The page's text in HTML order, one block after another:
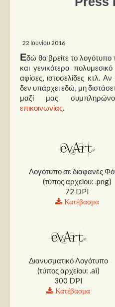
Live & Συναυλίες
Θέατρο
Συνεντεύξεις
Παρουσιάσεις
Σειρές
Βιβλία
Video News
Μουσικοί
Διάφοροι
Εκτός Συνόρων
Νέα
22 Ιουνίου 2016
Εδώ θα βρείτε το
και γενικότερα
αφίσες, ιστοσελίδες κτλ.
δεν υπάρχει εδώ, μη
μαζί μας
επικοινωνίας.
Λογότυπο σε διαφανές
(τύπος αρχείου: .png)
72 DPI
Κατέβασμα
Διανυσματικό Λογότυπο
(τύπος αρχείου: .ai)
300 DPI
Κατέβασμα